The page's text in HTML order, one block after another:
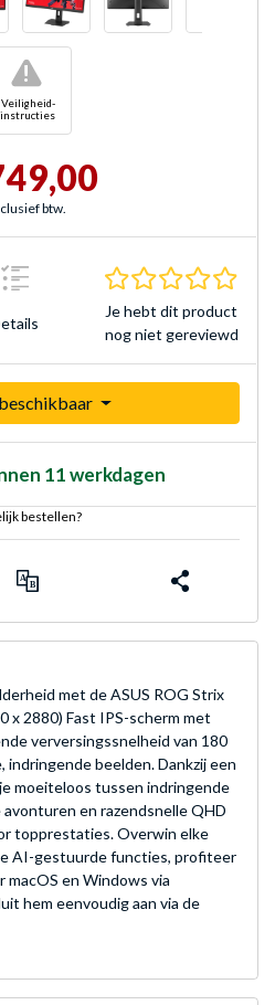
Veiligheid-
instructies
!
btw.
Je hebt dit product
nog niet gereviewd
11 werkdagen
bestellen?
met de ASUS ROG Strix
x 2880) Fast IPS-scherm met
verversingssnelheid van 180
indringende beelden. Dankzij een
moeiteloos tussen indringende
en razendsnelle QHD
topprestaties. Overwin elke
AI-gestuurde functies, profiteer
macOS en Windows via
hem eenvoudig aan via de